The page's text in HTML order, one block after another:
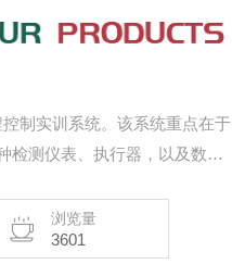
制实训系统。该系统重点在于
检测仪表、执行器，以及数显
编程、组态监控，以及控制系
浏览量
3601